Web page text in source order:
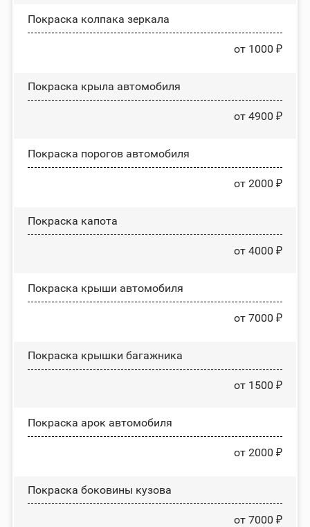
Покраска колпака зеркала
от 1000 ₽
Покраска крыла автомобиля
от 4900 ₽
Покраска порогов автомобиля
от 2000 ₽
Покраска капота
от 4000 ₽
Покраска крыши автомобиля
от 7000 ₽
Покраска крышки багажника
от 1500 ₽
Покраска арок автомобиля
от 2000 ₽
Покраска боковины кузова
от 7000 ₽